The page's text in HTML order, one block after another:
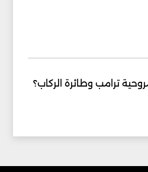
ترامب وطائرة الركاب؟